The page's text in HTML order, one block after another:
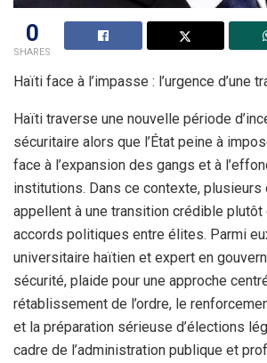
0
SHARES
Haïti face à l’impasse : l’urgence d’une
Haïti traverse une nouvelle période
sécuritaire alors que l’État peine à
face à l’expansion des gangs et à
institutions. Dans ce contexte, plusieurs
appellent à une transition crédible plutôt
accords politiques entre élites. Parmi
universitaire haïtien et expert en
sécurité, plaide pour une approche
rétablissement de l’ordre, le
et la préparation sérieuse d’élections
cadre de l’administration publique et